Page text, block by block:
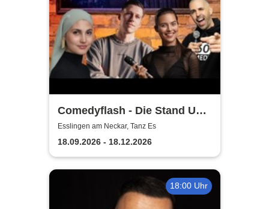
Comedyflash - Die Stand Up
Comedy Show in Esslingen
Esslingen am Neckar, Tanz Es
18.09.2026 - 18.12.2026
18:00 Uhr